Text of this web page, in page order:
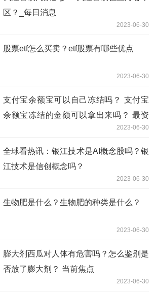
区？_每日消息
2023-06-30
股票etf怎么买卖？etf股票有哪些优点
2023-06-30
支付宝余额宝可以自己冻结吗？ 支付宝
余额宝冻结的金额可以拿出来吗？ 最资
2023-06-30
全球看热讯：银江技术是AI概念股吗？银
江技术是信创概念吗？
2023-06-30
生物肥是什么？生物肥的种类是什么？
2023-06-30
膨大剂西瓜对人体有危害吗？怎么鉴别是
否放了膨大剂？ 当前焦点
2023-06-30